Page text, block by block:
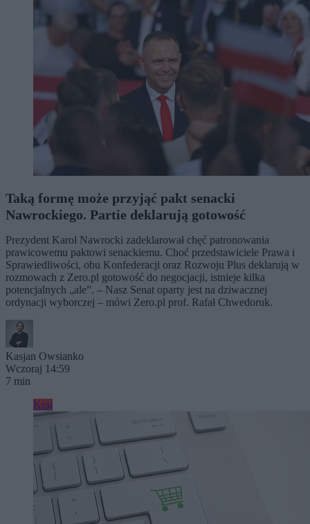
Taką formę może przyjąć pakt senacki
Nawrockiego. Partie deklarują gotowość
Prezydent Karol Nawrocki zadeklarował chęć patronowania
prawicowemu paktowi senackiemu. Choć przedstawiciele Prawa i
Sprawiedliwości, obu Konfederacji oraz Rozwoju Plus deklarują w
rozmowach z Zero.pl gotowość do negocjacji, istnieje kilka
potencjalnych „ale”. – Nasz Senat oparty jest na dziwacznej
ordynacji wyborczej – mówi Zero.pl prof. Rafał Chwedoruk.
Kasjan Owsianko
Wczoraj 14:59
7 min
Kraj